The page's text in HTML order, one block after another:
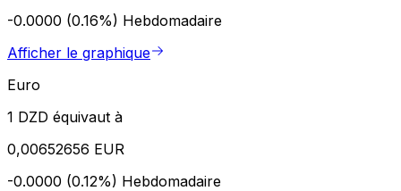
-0.0000 (0.16%) Hebdomadaire
Afficher le graphique
Euro
1 DZD équivaut à
0,00652656 EUR
-0.0000 (0.12%) Hebdomadaire